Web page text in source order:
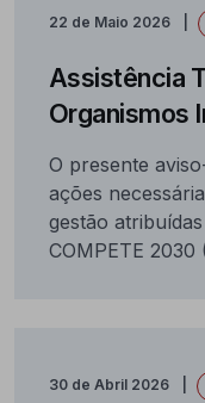
22 de Maio 2026
Assistência
Organismos
O presente
ações
gestão
COMPETE 2030
30 de Abril 2026